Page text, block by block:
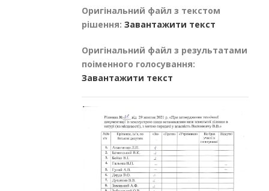
Оригінальний файл з текстом
рішення: Завантажити текст
Оригінальний файл з результатами
поіменного голосування:
Завантажити текст